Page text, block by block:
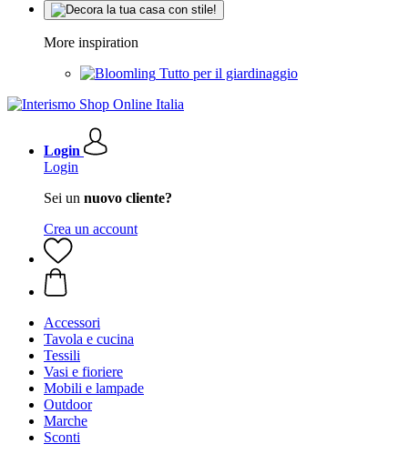
More inspiration
Tutto per il giardinaggio
Login
Login
Sei un nuovo cliente?
Crea un account
Accessori
Tavola e cucina
Tessili
Vasi e fioriere
Mobili e lampade
Outdoor
Marche
Sconti